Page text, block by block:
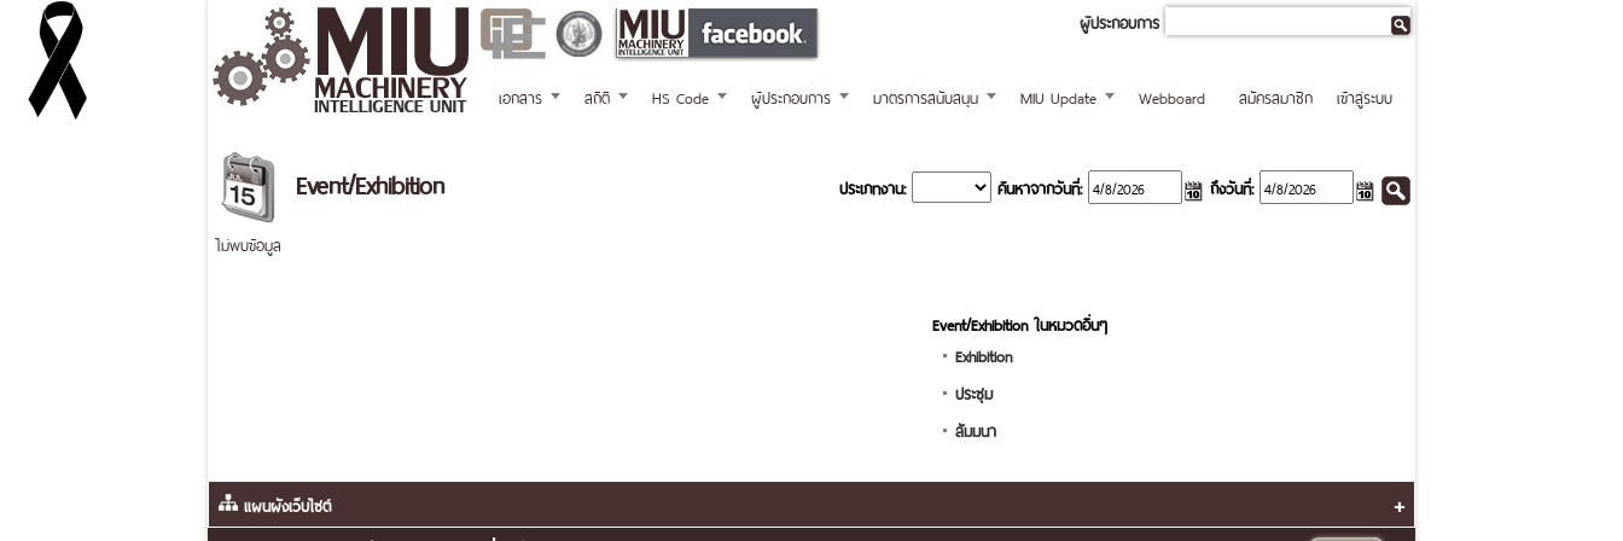
ผู้ประกอบการ
เอกสาร สถิติ HS Code ผู้ประกอบการ มาตรการสนับสนุน MIU Update Webboard เข้าสู่ระบบ
สมัครสมาชิก
Event/Exhibition ประเภทงาน: ค้นหาจากวันที่: ถึงวันที่:
ไม่พบข้อมูล
Event/Exhibition ในหมวดอื่นๆ
Exhibition
ประชุม
สัมมนา
+
แผนผังเว็บไซต์